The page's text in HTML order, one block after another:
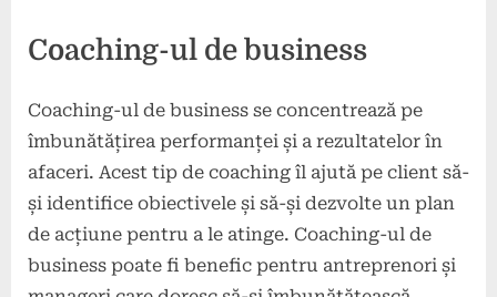
Coaching-ul de business
Coaching-ul de business se concentrează pe
îmbunătățirea performanței și a rezultatelor în
afaceri. Acest tip de coaching îl ajută pe client să-
și identifice obiectivele și să-și dezvolte un plan
de acțiune pentru a le atinge. Coaching-ul de
business poate fi benefic pentru antreprenori și